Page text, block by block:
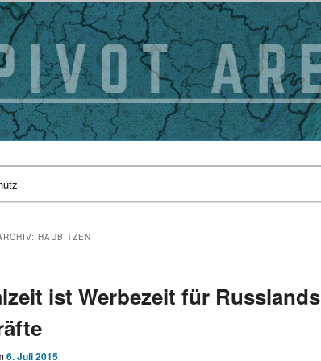
HAUBITZEN
ist Werbezeit für Russlands
6. Juli 2015